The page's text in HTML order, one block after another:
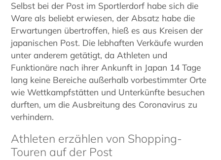
Selbst bei der Post im Sportlerdorf habe sich die
Ware als beliebt erwiesen, der Absatz habe die
Erwartungen übertroffen, hieß es aus Kreisen der
japanischen Post. Die lebhaften Verkäufe wurden
unter anderem getätigt, da Athleten und
Funktionäre nach ihrer Ankunft in Japan 14 Tage
lang keine Bereiche außerhalb vorbestimmter Orte
wie Wettkampfstätten und Unterkünfte besuchen
durften, um die Ausbreitung des Coronavirus zu
verhindern.
Athleten erzählen von Shopping-
Touren auf der Post